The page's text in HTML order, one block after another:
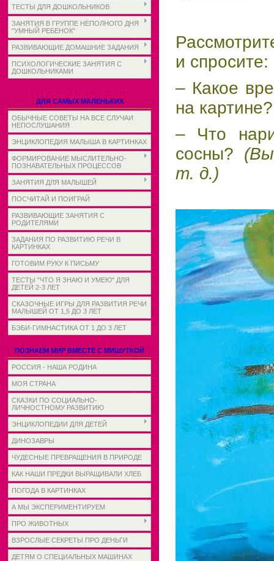
ТЕСТЫ ДЛЯ ДОШКОЛЬНИКОВ
ЗАНЯТИЯ В ГРУППЕ НЕПОЛНОГО ДНЯ
"УМНЫЙ РЕБЕНОК"
РАЗВИВАЮЩИЕ ДОМАШНИЕ ЗАДАНИЯ
ПСИХОЛОГИЧЕСКИЕ ЗАНЯТИЯ С
ДОШКОЛЬНИКАМИ
ДЛЯ САМЫХ МАЛЕНЬКИХ
ОБЫЧНЫЕ СОВЕТЫ НА ВСЕ СЛУЧАИ
НЕПОСЛУШАНИЯ
ЭНЦИКЛОПЕДИЯ МАЛЫША В КАРТИНКАХ
ФОРМИРОВАНИЕ МЫСЛИТЕЛЬНО-
ПОЗНАВАТЕЛЬНЫХ ПРОЦЕССОВ
ЗАНЯТИЯ ДЛЯ МАЛЫШЕЙ
ПОСЧИТАЙ И ПОИГРАЙ
РАЗВИВАЮЩИЕ ЗАНЯТИЯ С
РОДИТЕЛЯМИ
ЗАДАНИЯ ПО РАЗВИТИЮ РЕЧИ В
КАРТИНКАХ
ГОТОВИМ РУКУ К ПИСЬМУ
ТЕСТЫ "ЧТО Я ЗНАЮ И УМЕЮ" ДЛЯ
ДЕТЕЙ 2-3 ЛЕТ
СКАЗОЧНЫЕ ИГРЫ ДЛЯ РАЗВИТИЯ РЕЧИ
МАЛЫШЕЙ ОТ 1,5 ДО 3 ЛЕТ
БЭБИ-ГИМНАСТИКА ОТ 1 ДО 3 ЛЕТ
ПОЗНАЕМ МИР ВМЕСТЕ С МИШУТКОЙ
РОССИЯ - НАША РОДИНА
МОЯ СТРАНА
СКАЗКИ ПО СОЦИАЛЬНО-
ЛИЧНОСТНОМУ РАЗВИТИЮ
ЭНЦИКЛОПЕДИИ ДЛЯ ДЕТЕЙ
ДИНОЗАВРЫ
ЧУДЕСНЫЕ ПРЕВРАЩЕНИЯ В ПРИРОДЕ
КАК НАШИ ПРЕДКИ ВЫРАЩИВАЛИ ХЛЕБ
ПОГОДА В КАРТИНКАХ
А МЫ ЭКСПЕРИМЕНТИРУЕМ
ПРО ЖИВОТНЫХ
ВЗРОСЛЫЕ СЕКРЕТЫ ПРО ДЕНЬГИ
ДЕТЯМ О СПЕЦИАЛЬНЫХ МАШИНАХ
и спросите:
– Какое
на
– Что
сосны?
т. д.)